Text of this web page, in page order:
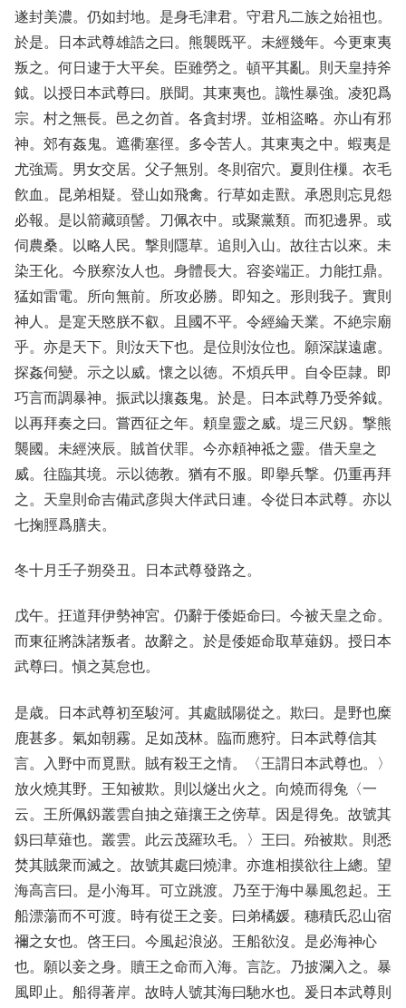
遂封美濃。仍如封地。是身毛津君。守君凡二族之始祖也。
於是。日本武尊雄誥之曰。熊襲既平。未經幾年。今更東夷
叛之。何日逮于大平矣。臣雖勞之。頓平其亂。則天皇持斧
鉞。以授日本武尊曰。朕聞。其東夷也。識性暴強。凌犯爲
宗。村之無長。邑之勿首。各貪封堺。並相盜略。亦山有邪
神。郊有姦鬼。遮衢塞徑。多令苦人。其東夷之中。蝦夷是
尤強焉。男女交居。父子無別。冬則宿穴。夏則住樔。衣毛
飮血。昆弟相疑。登山如飛禽。行草如走獸。承恩則忘見怨
必報。是以箭藏頭髻。刀佩衣中。或聚黨類。而犯邊界。或
伺農桑。以略人民。撃則隱草。追則入山。故往古以來。未
染王化。今朕察汝人也。身體長大。容姿端正。力能扛鼎。
猛如雷電。所向無前。所攻必勝。即知之。形則我子。實則
神人。是寔天愍朕不叡。且國不平。令經綸天業。不絶宗廟
乎。亦是天下。則汝天下也。是位則汝位也。願深謀遠慮。
探姦伺變。示之以威。懷之以徳。不煩兵甲。自令臣隷。即
巧言而調暴神。振武以攘姦鬼。於是。日本武尊乃受斧鉞。
以再拜奏之曰。嘗西征之年。頼皇靈之威。堤三尺釼。撃熊
襲國。未經浹辰。賊首伏罪。今亦頼神祗之靈。借天皇之
威。往臨其境。示以徳教。猶有不服。即擧兵撃。仍重再拜
之。天皇則命吉備武彦與大伴武日連。令從日本武尊。亦以
七掬脛爲膳夫。
冬十月壬子朔癸丑。日本武尊發路之。
戊午。抂道拜伊勢神宮。仍辭于倭姫命曰。今被天皇之命。
而東征將誅諸叛者。故辭之。於是倭姫命取草薙釼。授日本
武尊曰。愼之莫怠也。
是歳。日本武尊初至駿河。其處賊陽從之。欺曰。是野也糜
鹿甚多。氣如朝霧。足如茂林。臨而應狩。日本武尊信其
言。入野中而覓獸。賊有殺王之情。〈王謂日本武尊也。〉
放火燒其野。王知被欺。則以燧出火之。向燒而得兔〈一
云。王所佩釼叢雲自抽之薙攘王之傍草。因是得免。故號其
釼曰草薙也。叢雲。此云茂羅玖毛。〉王曰。殆被欺。則悉
焚其賊衆而滅之。故號其處曰燒津。亦進相摸欲往上總。望
海高言曰。是小海耳。可立跳渡。乃至于海中暴風忽起。王
船漂蕩而不可渡。時有從王之妾。曰弟橘媛。穗積氏忍山宿
禰之女也。啓王曰。今風起浪泌。王船欲沒。是必海神心
也。願以妾之身。贖王之命而入海。言訖。乃披瀾入之。暴
風即止。船得著岸。故時人號其海曰馳水也。爰日本武尊則